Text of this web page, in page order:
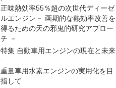
正味熱効率55％超の次世代ディーゼ
ルエンジン－ 画期的な熱効率改善を
得るための天の邪鬼的研究アプロー
チ －
特集 自動車用エンジンの現在と未来
:
重量車用水素エンジンの実用化を目
指して